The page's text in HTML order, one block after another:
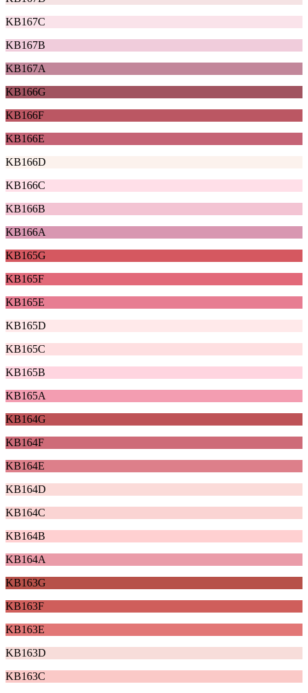
KB167C
KB167B
KB167A
KB166G
KB166F
KB166E
KB166D
KB166C
KB166B
KB166A
KB165G
KB165F
KB165E
KB165D
KB165C
KB165B
KB165A
KB164G
KB164F
KB164E
KB164D
KB164C
KB164B
KB164A
KB163G
KB163F
KB163E
KB163D
KB163C